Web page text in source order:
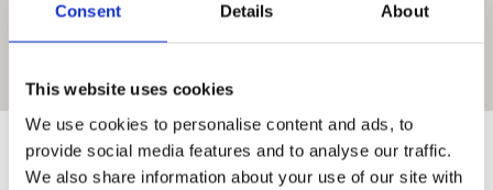
Consent Details About
This website uses cookies
We use cookies to personalise content and ads, to
provide social media features and to analyse our traffic.
We also share information about your use of our site with
Σέριφος Αξιοθέατα - Τι να δω στη